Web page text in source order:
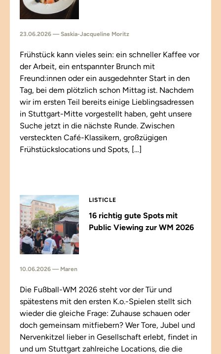
23.06.2026 — Saskia-Jacqueline Moritz
Frühstück kann vieles sein: ein schneller Kaffee vor
der Arbeit, ein entspannter Brunch mit
Freund:innen oder ein ausgedehnter Start in den
Tag, bei dem plötzlich schon Mittag ist. Nachdem
wir im ersten Teil bereits einige Lieblingsadressen
in Stuttgart-Mitte vorgestellt haben, geht unsere
Suche jetzt in die nächste Runde. Zwischen
versteckten Café-Klassikern, großzügigen
Frühstückslocations und Spots, […]
LISTICLE
16 richtig gute Spots mit
Public Viewing zur WM 2026
10.06.2026 — Maren
Die Fußball-WM 2026 steht vor der Tür und
spätestens mit den ersten K.o.-Spielen stellt sich
wieder die gleiche Frage: Zuhause schauen oder
doch gemeinsam mitfiebern? Wer Tore, Jubel und
Nervenkitzel lieber in Gesellschaft erlebt, findet in
und um Stuttgart zahlreiche Locations, die die